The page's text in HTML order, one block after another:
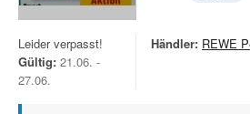
Leider verpasst!
Gültig: 21.06. -
27.06.
Händler: REWE